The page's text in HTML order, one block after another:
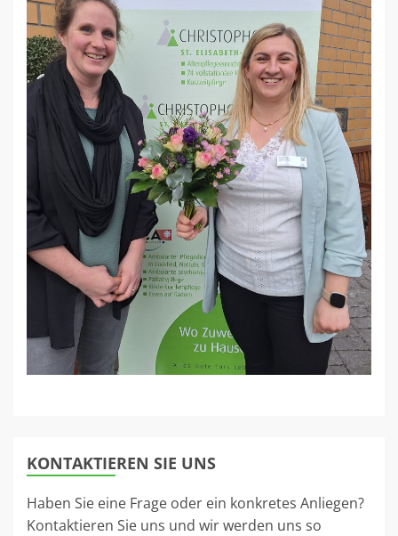
KONTAKTIEREN SIE UNS
Haben Sie eine Frage oder ein konkretes Anliegen?
Kontaktieren Sie uns und wir werden uns so